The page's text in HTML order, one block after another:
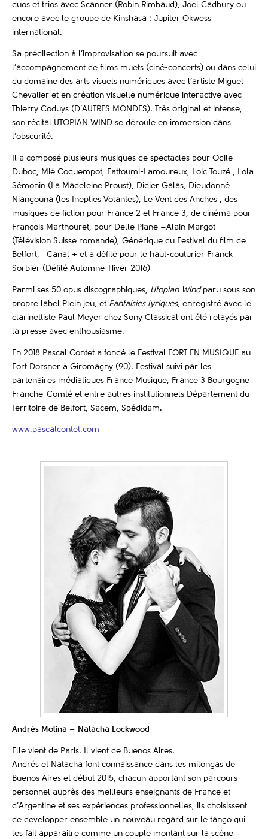
duos et trios avec Scanner (Robin Rimbaud), Joël Cadbury ou
encore avec le groupe de Kinshasa : Jupiter Okwess
international.
Sa prédilection à l’improvisation se poursuit avec
l’accompagnement de films muets (ciné-concerts) ou dans celui
du domaine des arts visuels numériques avec l’artiste Miguel
Chevalier et en création visuelle numérique interactive avec
Thierry Coduys (D’AUTRES MONDES). Très original et intense,
son récital UTOPIAN WIND se déroule en immersion dans
l’obscurité.
Il a composé plusieurs musiques de spectacles pour Odile
Duboc, Mié Coquempot, Fattoumi-Lamoureux, Loic Touzé , Lola
Sémonin (La Madeleine Proust), Didier Galas, Dieudonné
Niangouna (les Inepties Volantes), Le Vent des Anches , des
musiques de fiction pour France 2 et France 3, de cinéma pour
François Marthouret, pour Delle Piane –Alain Margot
(Télévision Suisse romande), Générique du Festival du film de
Belfort, Canal + et a défilé pour le haut-couturier Franck
Sorbier (Défilé Automne-Hiver 2016)
Parmi ses 50 opus discographiques, Utopian Windparu sous son
propre label Plein jeu, et Fantaisies lyriques, enregistré avec le
clarinettiste Paul Meyer chez Sony Classical ont été relayés par
la presse avec enthousiasme.
En 2018 Pascal Contet a fondé le Festival FORT EN MUSIQUE au
Fort Dorsner à Giromagny (90). Festival suivi par les
partenaires médiatiques France Musique, France 3 Bourgogne
Franche-Comté et entre autres institutionnels Département du
Territoire de Belfort, Sacem, Spédidam.
www.pascalcontet.com
Andrés Molina – Natacha Lockwood
Elle vient de Paris. Il vient de Buenos Aires.
Andrés et Natacha font connaissance dans les milongas de
Buenos Aires et début 2015, chacun apportant son parcours
personnel auprès des meilleurs enseignants de France et
d’Argentine et ses expériences professionnelles, ils choisissent
de developper ensemble un nouveau regard sur le tango qui
les fait apparaitre comme un couple montant sur la scène